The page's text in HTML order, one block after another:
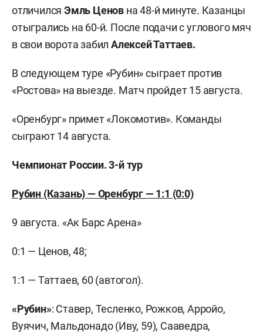
отличилсяЭмль Ценов на 48-й минуте. Казанцы
отыгрались на 60-й. После подачи с углового мяч
в свои ворота забилАлексей Таттаев.
В следующем туре «Рубин» сыграет против
«Ростова» на выезде. Матч пройдет 15 августа.
«Оренбург» примет «Локомотив». Команды
сыграют 14 августа.
Чемпионат России. 3-й тур
Рубин (Казань) — Оренбург — 1:1 (0:0)
9 августа. «Ак Барс Арена»
0:1 — Ценов, 48;
1:1 — Таттаев, 60 (автогол).
«Рубин»: Ставер, Тесленко, Рожков, Арройо,
Вуячич, Мальдонадо (Иву, 59), Сааведра,